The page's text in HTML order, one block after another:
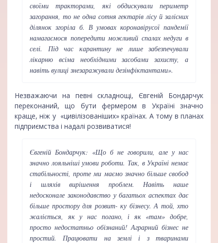
своїми тракторами, які обдискували периметр
загорання, то не одна сотня гектарів лісу й залісних
ділянок згоріла б. В умовах коронавірусої пандемії
намагаємося попередити можливий спалах недуги в
селі. Під час карантину не лише забезпечували
лікарню всіма необхідними засобами захисту, а
навіть вулиці знезаражували дезінфіктантами».
Незважаючи на певні складнощі, Євгеній Бондарчук
переконаний, що бути фермером в Україні значно
краще, ніж у «цивілізованіших» країнах. А тому в планах
підприємства і надалі розвиватися!
Євгеній Бондарчук: «Що б не говорили, але у нас
значно лояльніші умови роботи. Так, в Україні немає
стабільності, проте ми маємо значно більше свобод
і шляхів вирішення проблем. Навіть наше
недосконале законодавство у багатьох аспектах дає
більше простору для розвит- ку бізнесу. А той, хто
жаліється, як у нас погано, і як «там» добре,
просто недостатньо обізнаний! Аграрний бізнес не
простий. Працювати на землі і з тваринами